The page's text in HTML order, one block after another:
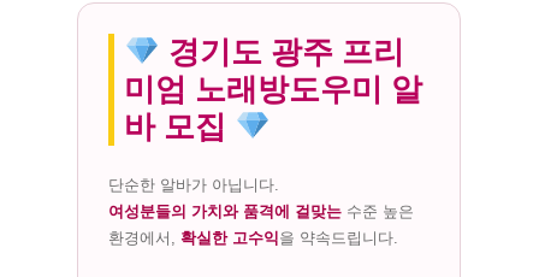
경기도 광주 프리
미엄 노래방도우미 알
바 모집
단순한 알바가 아닙니다.
여성분들의 가치와 품격에 걸맞는 수준 높은
환경에서,확실한 고수익을 약속드립니다.